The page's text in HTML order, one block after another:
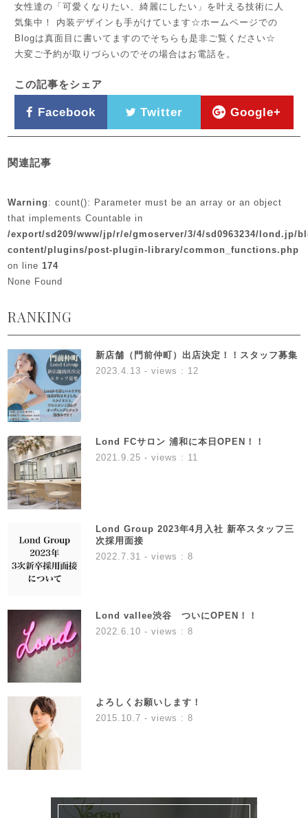
女性達の「可愛くなりたい、綺麗にしたい」を叶える技術に人
気集中！ 内装デザインも手がけています☆ホームページでの
Blogは真面目に書いてますのでそちらも是非ご覧ください☆
大変ご予約が取りづらいのでその場合はお電話を。
この記事をシェア
Facebook Twitter Google+
関連記事
Warning : count(): Parameter must be an array or an object
that implements Countable in
/export/sd209/www/jp/r/e/gmoserver/3/4/sd0963234/lond.jp/
content/plugins/post-plugin-library/common_functions.php
on line 174
None Found
RANKING
新店舗（門前仲町）出店決定！！スタッフ募集
2023.4.13 - views : 12
Lond FCサロン 浦和に本日OPEN！！
2021.9.25 - views : 11
Lond Group 2023年4月入社 新卒スタッフ三
次採用面接
2022.7.31 - views : 8
Lond vallee渋谷 ついにOPEN！！
2022.6.10 - views : 8
よろしくお願いします！
2015.10.7 - views : 8